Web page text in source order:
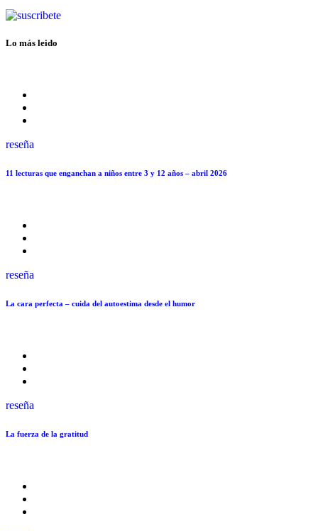
Lo más leido
reseña
11 lecturas que enganchan a niños entre 3 y 12 años – abril 2026
reseña
La cara perfecta – cuida del autoestima desde el humor
reseña
La fuerza de la gratitud